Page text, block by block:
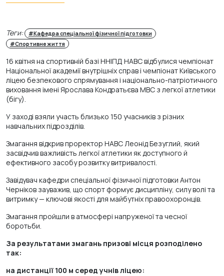
Теги:
#Кафедра спеціальної фізичної підготовки
#Спортивне життя
16 квітня на спортивній базі ННІПД НАВС відбулися чемпіонат
Національної академії внутрішніх справ і чемпіонат Київського
ліцею безпекового спрямування і національно-патріотичного
виховання імені Ярослава Кондратьєва МВС з легкої атлетики
(бігу).
У заході взяли участь близько 150 учасників з різних
навчальних підрозділів.
Змагання відкрив проректор НАВС Леонід Безуглий, який
засвідчив важливість легкої атлетики як доступного й
ефективного засобу розвитку витривалості.
Завідувач кафедри спеціальної фізичної підготовки Антон
Черніков зауважив, що спорт формує дисципліну, силу волі та
витримку — ключові якості для майбутніх правоохоронців.
Змагання пройшли в атмосфері напруженої та чесної
боротьби.
За результатами змагань призові місця розподілено
так:
на дистанції 100 м серед учнів ліцею: